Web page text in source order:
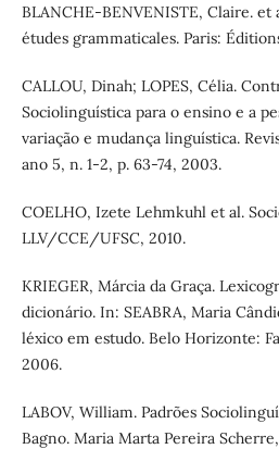
BLANCHE-BENVENISTE, Claire. et
études grammaticales. Paris:
CALLOU, Dinah; LOPES, Célia.
Sociolinguística para o ensino e a
variação e mudança linguística.
ano 5, n. 1-2, p. 63-74, 2003.
COELHO, Izete Lehmkuhl et al.
LLV/CCE/UFSC, 2010.
KRIEGER, Márcia da Graça.
dicionário. In: SEABRA, Maria
léxico em estudo. Belo Horizonte:
2006.
LABOV, William. Padrões
Bagno. Maria Marta Pereira